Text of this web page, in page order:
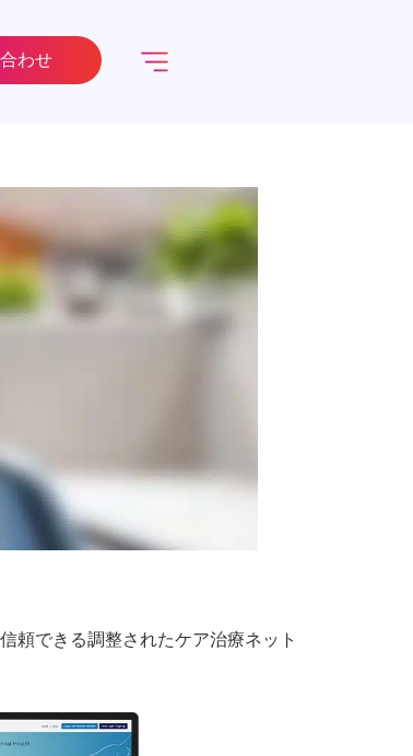
わせ
頼できる調整されたケア治療ネット